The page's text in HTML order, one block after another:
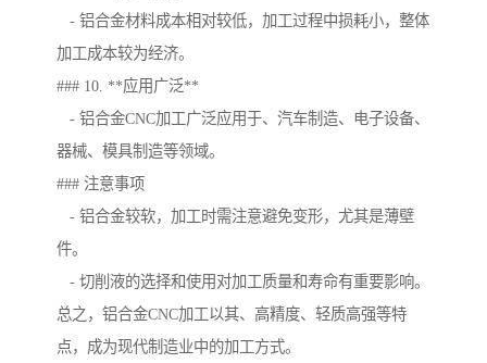
- 铝合金材料成本相对较低，加工过程中损耗小，整体
加工成本较为经济。
### 10. **应用广泛**
- 铝合金CNC加工广泛应用于、汽车制造、电子设备、
器械、模具制造等领域。
### 注意事项
- 铝合金较软，加工时需注意避免变形，尤其是薄壁
件。
- 切削液的选择和使用对加工质量和寿命有重要影响。
总之，铝合金CNC加工以其、高精度、轻质高强等特
点，成为现代制造业中的加工方式。